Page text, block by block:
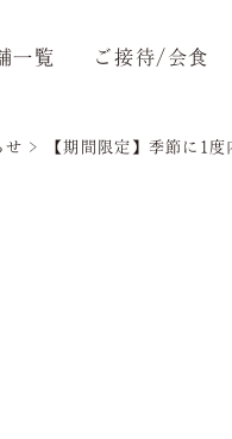
一覧 ご接待/会食
せ > 【期間限定】季節に1